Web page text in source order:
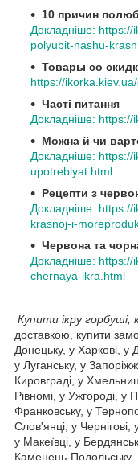
10 причин
Докладніше:
polyubit-nashu-
Товары со
https://
Часті питання
Докладніше:
Можна й чи
Докладніше:
upotreblyat.html
Рецепти з
Докладніше:
krasnoj-i-
Червона та
Докладніше:
chernaya-ikra.html
Купити ікру
доставкою, купити
Донецьку, у Харкові, у
у Луганську, у
Кировграді, у
Рівномі, у Ужгороді, у
Франковську, у
Слов'янці, у Чернігові,
у Макеївці, у
Каменець-